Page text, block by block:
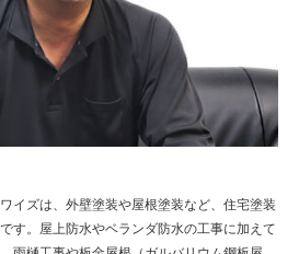
イズは、外壁塗装や屋根塗装など、住宅塗装
す。屋上防水やベランダ防水の工事に加えて